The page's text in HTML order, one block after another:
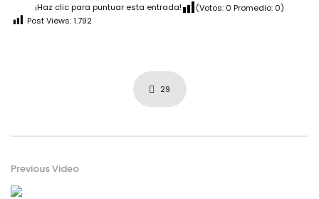
¡Haz clic para puntuar esta entrada! (Votos: 0 Promedio: 0)
Post Views:1.792
29
Previous Video